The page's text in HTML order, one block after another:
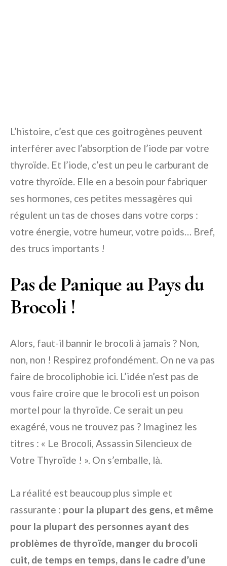
L’histoire, c’est que ces goitrogènes peuvent
interférer avec l’absorption de l’iode par votre
thyroïde. Et l’iode, c’est un peu le carburant de
votre thyroïde. Elle en a besoin pour fabriquer
ses hormones, ces petites messagères qui
régulent un tas de choses dans votre corps :
votre énergie, votre humeur, votre poids… Bref,
des trucs importants !
Pas de Panique au Pays du
Brocoli !
Alors, faut-il bannir le brocoli à jamais ? Non,
non, non ! Respirez profondément. On ne va pas
faire de brocoliphobie ici. L’idée n’est pas de
vous faire croire que le brocoli est un poison
mortel pour la thyroïde. Ce serait un peu
exagéré, vous ne trouvez pas ? Imaginez les
titres : « Le Brocoli, Assassin Silencieux de
Votre Thyroïde ! ». On s’emballe, là.
La réalité est beaucoup plus simple et
rassurante : pour la plupart des gens, et même
pour la plupart des personnes ayant des
problèmes de thyroïde, manger du brocoli
cuit, de temps en temps, dans le cadre d’une